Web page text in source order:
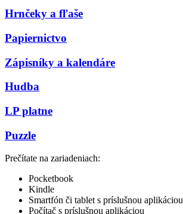
Hrnčeky a fľaše
Papiernictvo
Zápisníky a kalendáre
Hudba
LP platne
Puzzle
Prečítate na zariadeniach:
Pocketbook
Kindle
Smartfón či tablet s príslušnou aplikáciou
Počítač s príslušnou aplikáciou